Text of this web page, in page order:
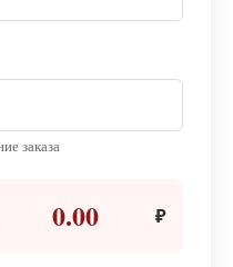
заказа
0.00 ₽